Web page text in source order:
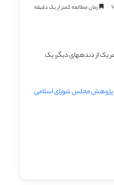
زمان مطالعه کمتر از یک دقیقه
از دندههای دیگر، یک
پژوهش مجلس شورای اسلامی